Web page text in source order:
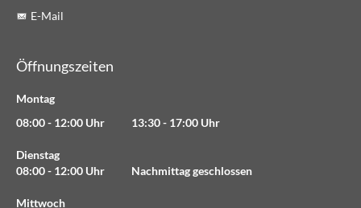
E-Mail
Öffnungszeiten
Montag
08:00 - 12:00 Uhr 13:30 - 17:00 Uhr
Dienstag
08:00 - 12:00 Uhr Nachmittag geschlossen
Mittwoch